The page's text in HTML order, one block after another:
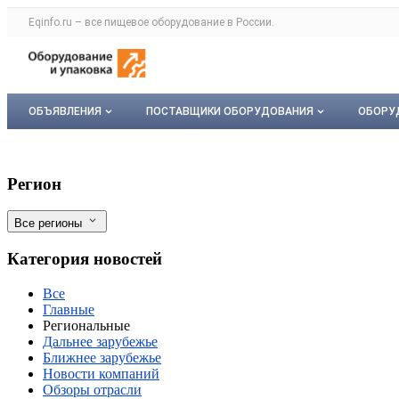
Раздел навигации по сайту eqinfo.ru
Eqinfo.ru – все пищевое оборудование в России.
Авторизация и меню пользователя
Навигация по разделам сайта eqinfo.ru
ОБЪЯВЛЕНИЯ
Мои объявления
ПОСТАВЩИКИ ОБОРУДОВАНИЯ
Платное размещение
В Калужской области хотят построить
Фильтры
Регион
Все регионы
Категория новостей
Все
Главные
Региональные
Дальнее зарубежье
Ближнее зарубежье
Новости компаний
Обзоры отрасли